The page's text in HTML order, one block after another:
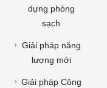
dựng phòng
sạch
Giải pháp năng
lượng mới
Giải pháp Công